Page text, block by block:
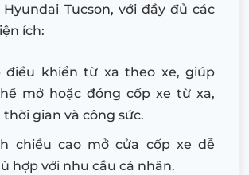
Tucson, với đầy đủ các
ích:
điều khiển từ xa theo xe, giúp
mở hoặc đóng cốp xe từ xa,
gian và công sức.
chiều cao mở cửa cốp xe dễ
hợp với nhu cầu cá nhân.